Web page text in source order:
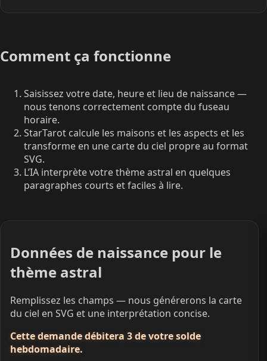
Comment ça fonctionne
Saisissez votre date, heure et lieu de naissance —
nous tenons correctement compte du fuseau
horaire.
StarTarot calcule les maisons et les aspects et les
transforme en une carte du ciel propre au format
SVG.
L’IA interprète votre thème astral en quelques
paragraphes courts et faciles à lire.
Données de naissance pour le
thème astral
Remplissez les champs — nous générerons la carte
du ciel en SVG et une interprétation concise.
Cette demande débitera 3 de votre solde
hebdomadaire.